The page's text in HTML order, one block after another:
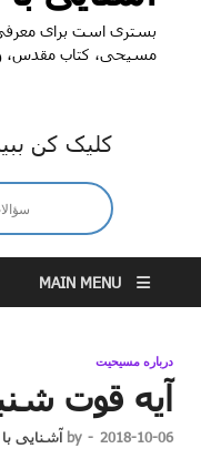
بستری است برای معرفی
مسیحی، کتاب مقدس،
کلیک کن
MAIN MENU
درباره مسیحیت
آیه قوت شنبه ۶
2018-10-06
-
by آشنایی